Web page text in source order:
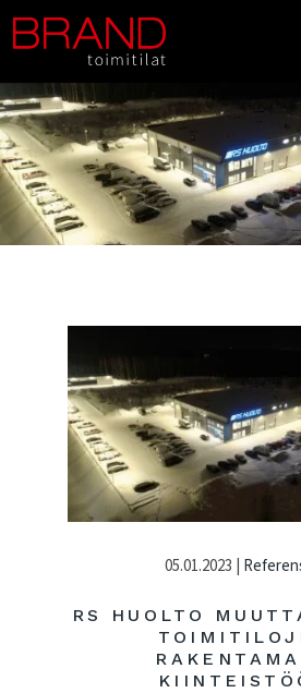
05.01.2023 |
RS HUOLTO